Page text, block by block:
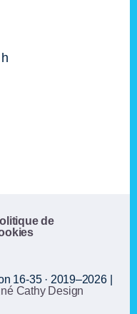
de
16-35 · 2019–2026 |
Cathy Design